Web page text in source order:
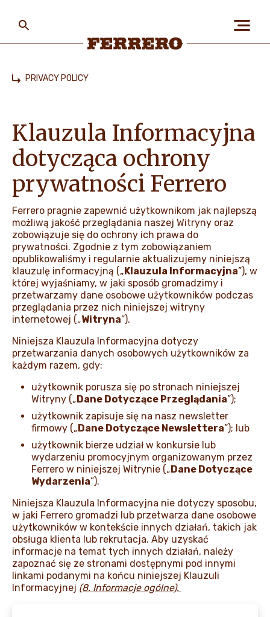
LUDZIE I PLANETA
NASZE MARKI I PRODUKTY
PRACA W FERRERO
AKTUALNOŚCI I MEDIA
main
content
PRIVACY POLICY
Klauzula Informacyjna
dotycząca ochrony
prywatności Ferrero
Ferrero pragnie zapewnić użytkownikom jak najlepszą
możliwą jakość przeglądania naszej Witryny oraz
zobowiązuje się do ochrony ich prawa do
prywatności. Zgodnie z tym zobowiązaniem
opublikowaliśmy i regularnie aktualizujemy niniejszą
klauzulę informacyjną („Klauzula Informacyjna”), w
której wyjaśniamy, w jaki sposób gromadzimy i
przetwarzamy dane osobowe użytkowników podczas
przeglądania przez nich niniejszej witryny
internetowej („Witryna”).
Niniejsza Klauzula Informacyjna dotyczy
przetwarzania danych osobowych użytkowników za
każdym razem, gdy:
użytkownik porusza się po stronach niniejszej
Witryny („Dane Dotyczące Przeglądania”);
użytkownik zapisuje się na nasz newsletter
firmowy („Dane Dotyczące Newslettera”); lub
użytkownik bierze udział w konkursie lub
wydarzeniu promocyjnym organizowanym przez
Ferrero w niniejszej Witrynie („Dane Dotyczące
Wydarzenia”).
Niniejsza Klauzula Informacyjna nie dotyczy sposobu,
w jaki Ferrero gromadzi lub przetwarza dane osobowe
użytkowników w kontekście innych działań, takich jak
obsługa klienta lub rekrutacja. Aby uzyskać
informacje na temat tych innych działań, należy
zapoznać się ze stronami dostępnymi pod innymi
linkami podanymi na końcu niniejszej Klauzuli
Informacyjnej (8. Informacje ogólne).